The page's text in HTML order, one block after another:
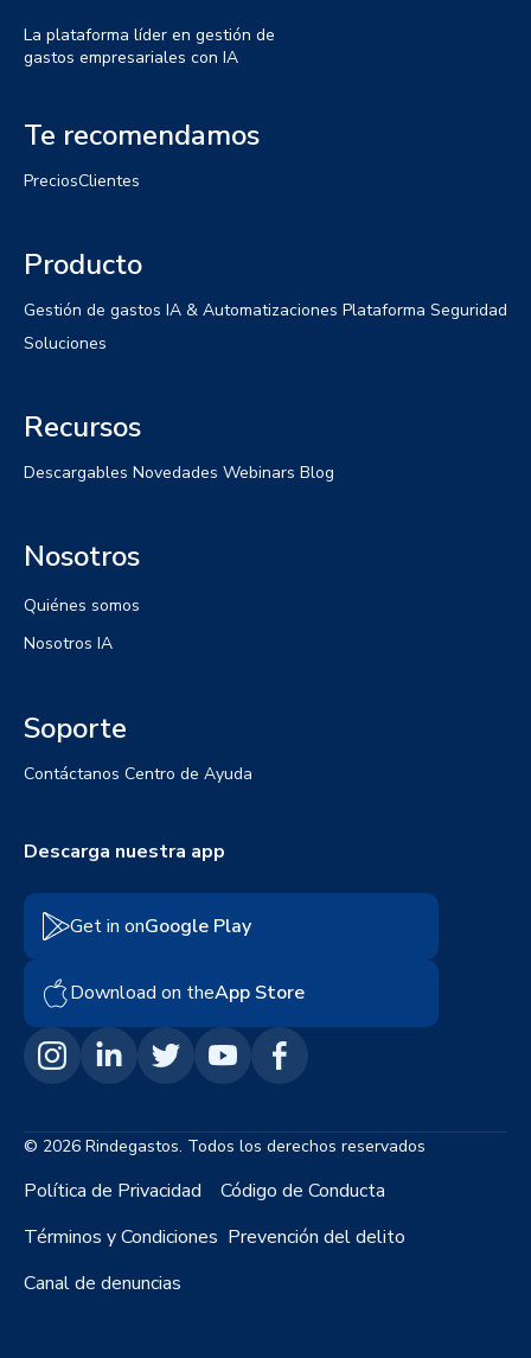
La plataforma líder en gestión de
gastos empresariales con IA
Te recomendamos
PreciosClientes
Producto
Gestión de gastos IA & Automatizaciones Plataforma Seguridad
Soluciones
Recursos
Descargables Novedades Webinars Blog
Nosotros
Quiénes somos
Nosotros IA
Soporte
Contáctanos Centro de Ayuda
© 2026 Rindegastos. Todos los derechos reservados
Política de Privacidad
Código de Conducta
Términos y Condiciones Prevención del delito
Canal de denuncias
Descarga nuestra app
Get in onGoogle Play
Download on theApp Store